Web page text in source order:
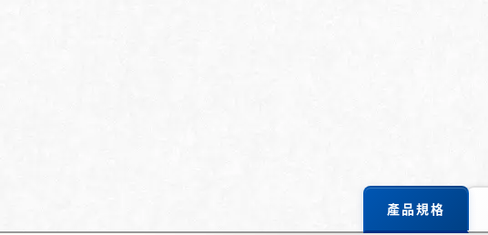
產品規格